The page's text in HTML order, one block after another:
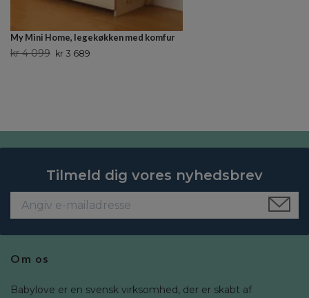
My Mini Home, legekøkken med komfur
kr 4 099 kr 3 689
Tilmeld dig vores nyhedsbrev
Om os
Babylove er en svensk virksomhed, der er skabt af